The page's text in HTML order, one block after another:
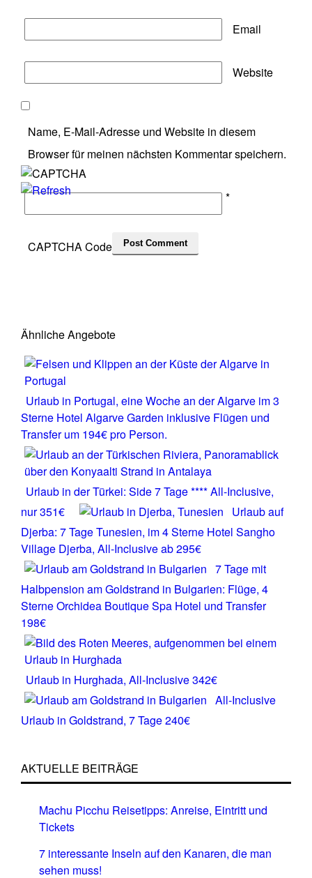
Email
Website
Name, E-Mail-Adresse und Website in diesem
Browser für meinen nächsten Kommentar speichern.
CAPTCHA Code
*
Ähnliche Angebote
Urlaub in Portugal, eine Woche an der Algarve im 3
Sterne Hotel Algarve Garden inklusive Flügen und
Transfer um 194€ pro Person.
Urlaub in der Türkei: Side 7 Tage **** All-Inclusive,
nur 351€
Urlaub auf
Djerba: 7 Tage Tunesien, im 4 Sterne Hotel Sangho
Village Djerba, All-Inclusive ab 295€
7 Tage mit
Halbpension am Goldstrand in Bulgarien: Flüge, 4
Sterne Orchidea Boutique Spa Hotel und Transfer
198€
Urlaub in Hurghada, All-Inclusive 342€
All-Inclusive
Urlaub in Goldstrand, 7 Tage 240€
AKTUELLE BEITRÄGE
Machu Picchu Reisetipps: Anreise, Eintritt und
Tickets
7 interessante Inseln auf den Kanaren, die man
sehen muss!